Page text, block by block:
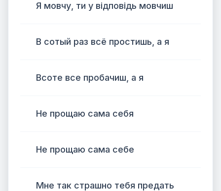
Я мовчу, ти у відповідь мовчиш
В сотый раз всё простишь, а я
Всоте все пробачиш, а я
Не прощаю сама себя
Не прощаю сама себе
Мне так страшно тебя предать